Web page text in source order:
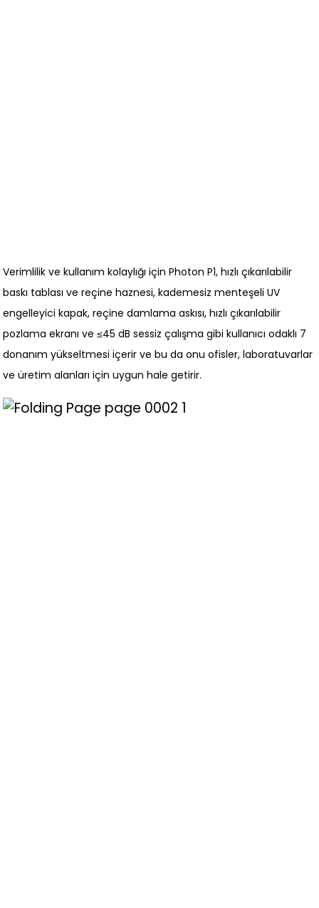
Verimlilik ve kullanım kolaylığı için Photon P1, hızlı çıkarılabilir
baskı tablası ve reçine haznesi, kademesiz menteşeli UV
engelleyici kapak, reçine damlama askısı, hızlı çıkarılabilir
pozlama ekranı ve ≤45 dB sessiz çalışma gibi kullanıcı odaklı 7
donanım yükseltmesi içerir ve bu da onu ofisler, laboratuvarlar
ve üretim alanları için uygun hale getirir.